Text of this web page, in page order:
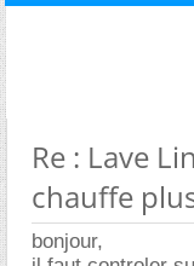
Re : Lave
chauffe
bonjour,